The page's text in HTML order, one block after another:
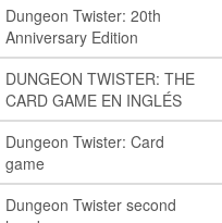
Dungeon Twister: 20th
Anniversary Edition
DUNGEON TWISTER: THE
CARD GAME EN INGLÉS
Dungeon Twister: Card
game
Dungeon Twister second